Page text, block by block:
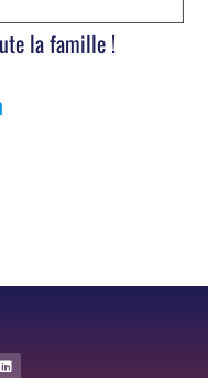
la famille !